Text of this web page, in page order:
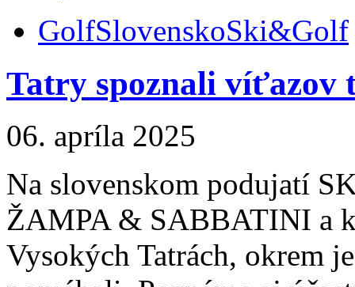
GolfSlovenskoSki&Golf
Tatry spoznali víťazov
06. apríla 2025
Na slovenskom podujatí
ŽAMPA & SABBATINI a
Vysokých Tatrách, okrem